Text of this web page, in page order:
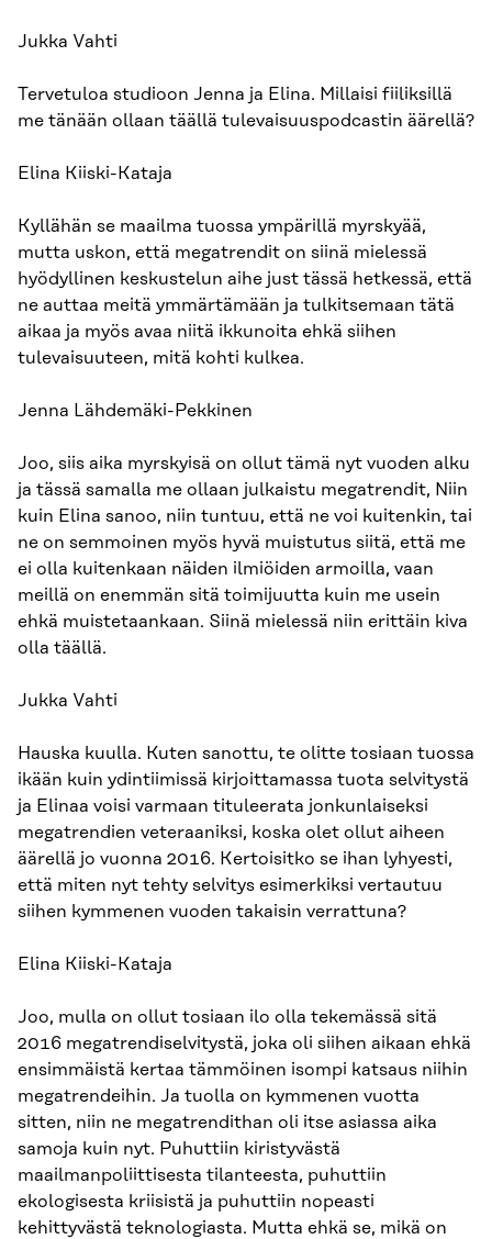
Jukka Vahti
Tervetuloa studioon Jenna ja Elina. Millaisi fiiliksillä
me tänään ollaan täällä tulevaisuuspodcastin äärellä?
Elina Kiiski-Kataja
Kyllähän se maailma tuossa ympärillä myrskyää,
mutta uskon, että megatrendit on siinä mielessä
hyödyllinen keskustelun aihe just tässä hetkessä, että
ne auttaa meitä ymmärtämään ja tulkitsemaan tätä
aikaa ja myös avaa niitä ikkunoita ehkä siihen
tulevaisuuteen, mitä kohti kulkea.
Jenna Lähdemäki-Pekkinen
Joo, siis aika myrskyisä on ollut tämä nyt vuoden alku
ja tässä samalla me ollaan julkaistu megatrendit, Niin
kuin Elina sanoo, niin tuntuu, että ne voi kuitenkin, tai
ne on semmoinen myös hyvä muistutus siitä, että me
ei olla kuitenkaan näiden ilmiöiden armoilla, vaan
meillä on enemmän sitä toimijuutta kuin me usein
ehkä muistetaankaan. Siinä mielessä niin erittäin kiva
olla täällä.
Jukka Vahti
Hauska kuulla. Kuten sanottu, te olitte tosiaan tuossa
ikään kuin ydintiimissä kirjoittamassa tuota selvitystä
ja Elinaa voisi varmaan tituleerata jonkunlaiseksi
megatrendien veteraaniksi, koska olet ollut aiheen
äärellä jo vuonna 2016. Kertoisitko se ihan lyhyesti,
että miten nyt tehty selvitys esimerkiksi vertautuu
siihen kymmenen vuoden takaisin verrattuna?
Elina Kiiski-Kataja
Joo, mulla on ollut tosiaan ilo olla tekemässä sitä
2016 megatrendiselvitystä, joka oli siihen aikaan ehkä
ensimmäistä kertaa tämmöinen isompi katsaus niihin
megatrendeihin. Ja tuolla on kymmenen vuotta
sitten, niin ne megatrendithan oli itse asiassa aika
samoja kuin nyt. Puhuttiin kiristyvästä
maailmanpoliittisesta tilanteesta, puhuttiin
ekologisesta kriisistä ja puhuttiin nopeasti
kehittyvästä teknologiasta. Mutta ehkä se, mikä on